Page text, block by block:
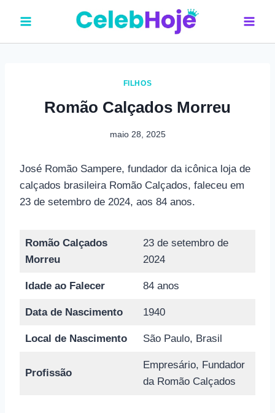
o
FILHOS
Romão Calçados Morreu
maio 28, 2025
José Romão Sampere, fundador da icônica loja de
calçados brasileira Romão Calçados, faleceu em
23 de setembro de 2024, aos 84 anos.
Romão Calçados
Morreu
23 de setembro de
2024
Idade ao Falecer 84 anos
Data de Nascimento 1940
Local de Nascimento São Paulo, Brasil
Profissão
Empresário, Fundador
da Romão Calçados